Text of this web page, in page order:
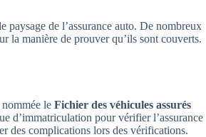
paysage de l’assurance auto. De nombreux
la manière de prouver qu’ils sont couverts.
le Fichier des véhicules assurés
d’immatriculation pour vérifier l’assurance
des complications lors des vérifications.